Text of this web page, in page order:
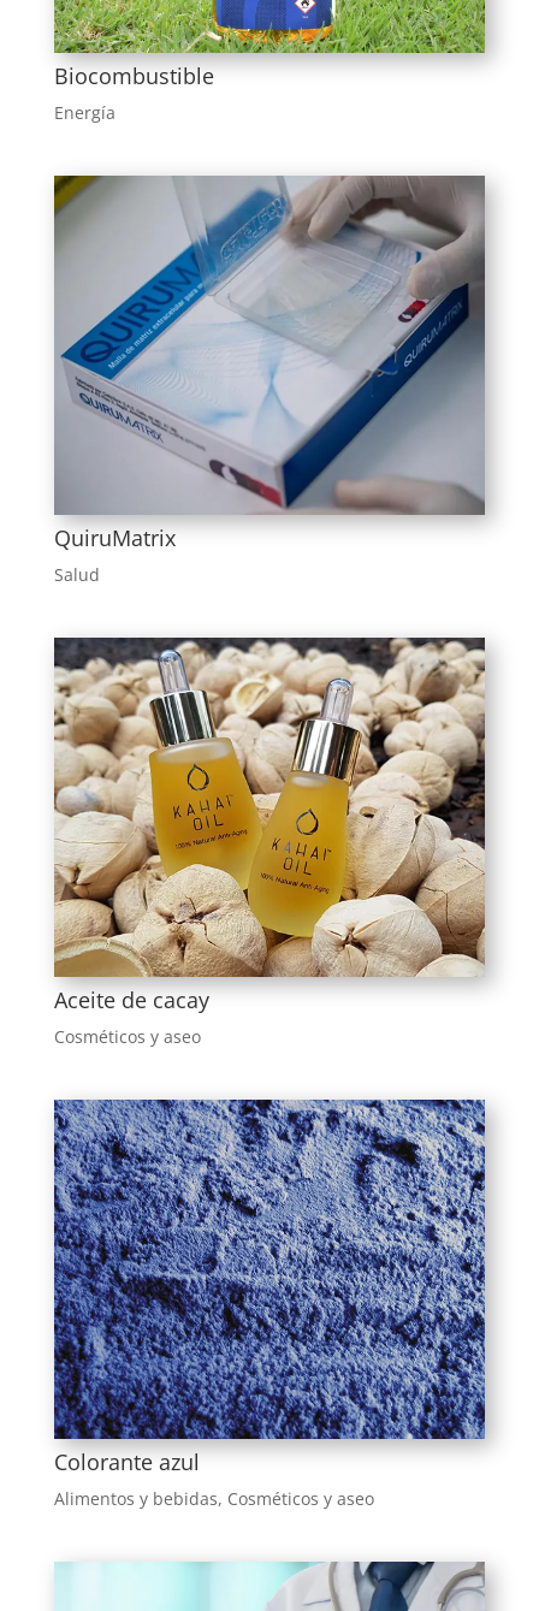
Biocombustible
Energía
QuiruMatrix
Salud
Aceite de cacay
Cosméticos y aseo
Colorante azul
Alimentos y bebidas, Cosméticos y aseo